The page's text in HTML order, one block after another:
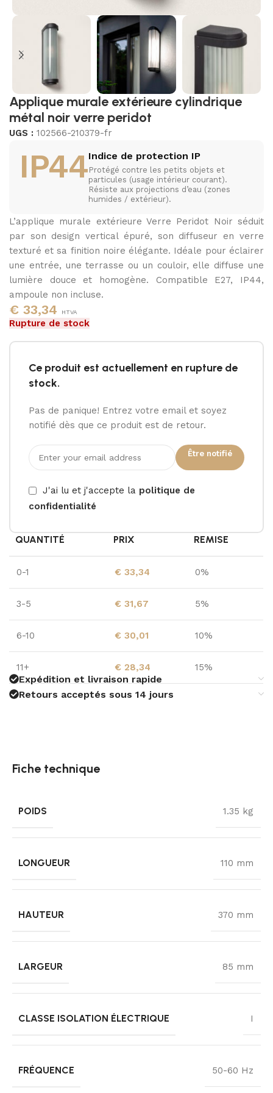
Applique murale extérieure cylindrique
métal noir verre peridot
UGS : 102566-210379-fr
IP44Indice de protection IP
Protégé contre les petits objets et
particules (usage intérieur courant).
Résiste aux projections d’eau (zones
humides / extérieur).
L’applique murale extérieure Verre Peridot Noir séduit
par son design vertical épuré, son diffuseur en verre
texturé et sa finition noire élégante. Idéale pour éclairer
une entrée, une terrasse ou un couloir, elle diffuse une
lumière douce et homogène. Compatible E27, IP44,
ampoule non incluse.
€ 33,34 HTVA
Rupture de stock
Ce produit est actuellement en rupture de
stock.
Pas de panique! Entrez votre email et soyez
notifié dès que ce produit est de retour.
Être notifié
J'ai lu et j'accepte la politique de
confidentialité
QUANTITÉ PRIX REMISE
0-1 € 33,34 0%
3-5 € 31,67 5%
6-10 € 30,01 10%
11+ € 28,34 15%
Expédition et livraison rapide
Retours acceptés sous 14 jours
Fiche technique
POIDS 1.35 kg
LONGUEUR 110 mm
HAUTEUR 370 mm
LARGEUR 85 mm
CLASSE ISOLATION ÉLECTRIQUE I
FRÉQUENCE 50-60 Hz